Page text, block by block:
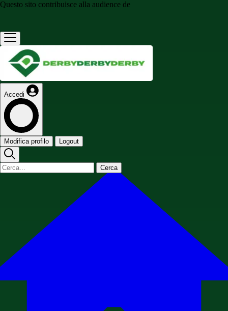
Questo sito contribuisce alla audience de
Accedi
Modifica profilo Logout
Cerca